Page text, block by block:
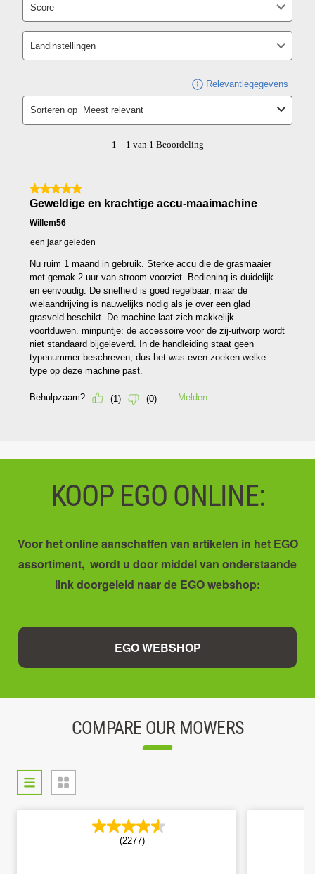
KOOP EGO ONLINE:
Voor het online aanschaffen van artikelen in het EGO
assortiment, wordt u door middel van onderstaande
link doorgeleid naar de EGO webshop:
EGO WEBSHOP
COMPARE OUR MOWERS
(2277)